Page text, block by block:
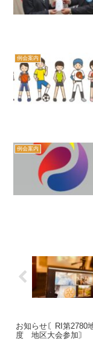
例会案内
例会案内
お知らせ〘RI第
度 地区大会参加〙